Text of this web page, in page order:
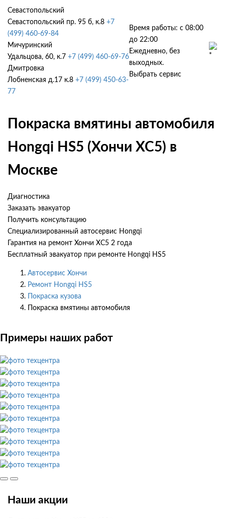
Севастопольский
Севастопольский пр. 95 б, к.8 +7
(499) 460-69-84
Мичуринский
Удальцова, 60, к.7 +7 (499) 460-69-76
Дмитровка
Лобненская д.17 к.8 +7 (499) 450-63-
77
Время работы: с 08:00
до 22:00
Ежедневно, без
выходных.
Выбрать сервис
Покраска вмятины автомобиля
Hongqi HS5 (Хончи ХС5) в
Москве
Диагностика
Заказать эвакуатор
Получить консультацию
Специализированный автосервис Hongqi
Гарантия на ремонт Хончи ХС5 2 года
Бесплатный эвакуатор при ремонте Hongqi HS5
Автосервис Хончи
Ремонт Hongqi HS5
Покраска кузова
Покраска вмятины автомобиля
Примеры наших работ
Наши акции